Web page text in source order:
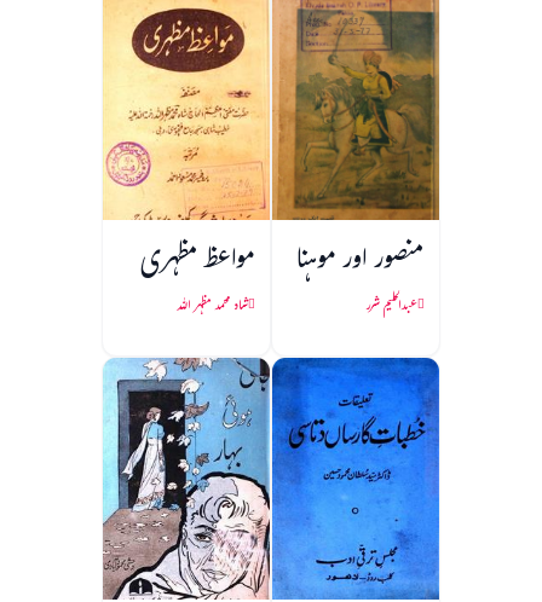
منصور اور موہنا
عبدالحلیم شرر
مواعظ مظہری
شاہ محمد مظہر اللہ